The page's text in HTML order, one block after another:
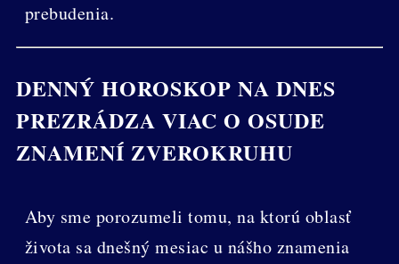
prebudenia.
DENNÝ HOROSKOP NA DNES
PREZRÁDZA VIAC O OSUDE
ZNAMENÍ ZVEROKRUHU
Aby sme porozumeli tomu, na ktorú oblasť
života sa dnešný mesiac u nášho znamenia